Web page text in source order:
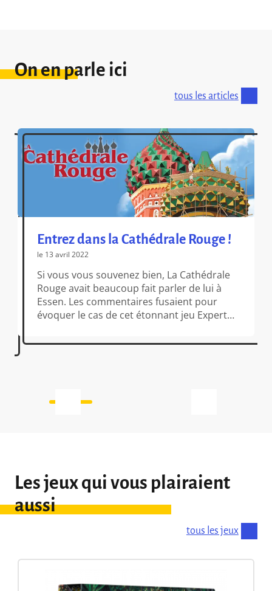
On en parle ici
tous les articles
Entrez dans la Cathédrale Rouge !
le 13 avril 2022
Si vous vous souvenez bien, La Cathédrale
Rouge avait beaucoup fait parler de lui à
Essen. Les commentaires fusaient pour
évoquer le cas de cet étonnant jeu Expert
était-il considéré comme Expert, d’ailleurs,
Les jeux qui vous plairaient
aussi
tous les jeux